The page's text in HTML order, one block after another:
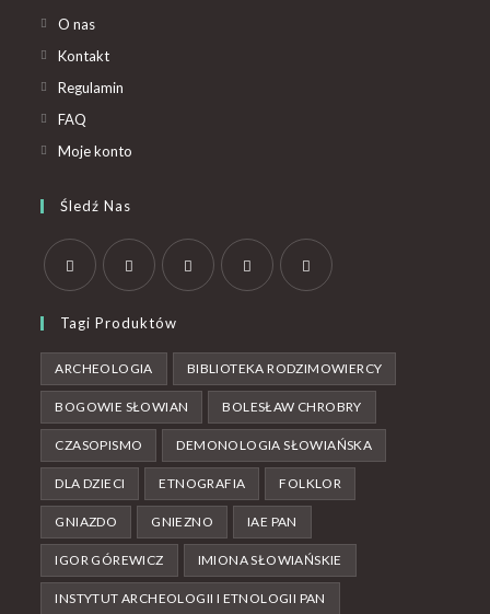
O nas
Kontakt
Regulamin
FAQ
Moje konto
Śledź Nas
Tagi Produktów
ARCHEOLOGIA BIBLIOTEKA RODZIMOWIERCY
BOGOWIE SŁOWIAN BOLESŁAW CHROBRY
CZASOPISMO DEMONOLOGIA SŁOWIAŃSKA
DLA DZIECI ETNOGRAFIA FOLKLOR
GNIAZDO GNIEZNO IAE PAN
IGOR GÓREWICZ IMIONA SŁOWIAŃSKIE
INSTYTUT ARCHEOLOGII I ETNOLOGII PAN